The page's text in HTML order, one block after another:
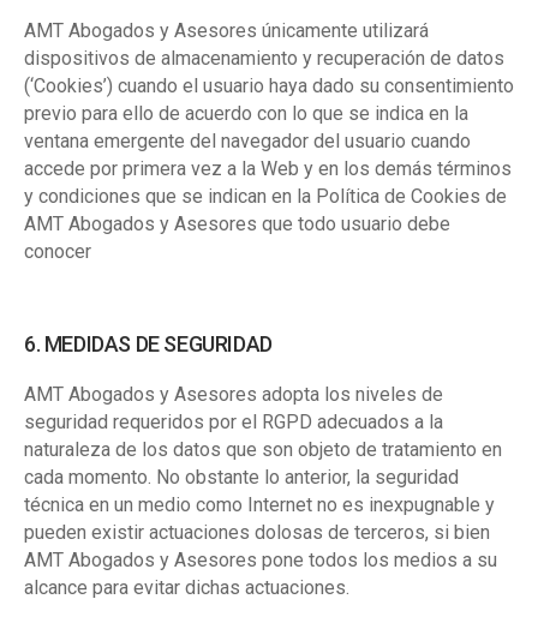
AMT Abogados y Asesores únicamente utilizará
dispositivos de almacenamiento y recuperación de datos
(‘Cookies’) cuando el usuario haya dado su consentimiento
previo para ello de acuerdo con lo que se indica en la
ventana emergente del navegador del usuario cuando
accede por primera vez a la Web y en los demás términos
y condiciones que se indican en la Política de Cookies de
AMT Abogados y Asesores que todo usuario debe
conocer
6. MEDIDAS DE SEGURIDAD
AMT Abogados y Asesores adopta los niveles de
seguridad requeridos por el RGPD adecuados a la
naturaleza de los datos que son objeto de tratamiento en
cada momento. No obstante lo anterior, la seguridad
técnica en un medio como Internet no es inexpugnable y
pueden existir actuaciones dolosas de terceros, si bien
AMT Abogados y Asesores pone todos los medios a su
alcance para evitar dichas actuaciones.